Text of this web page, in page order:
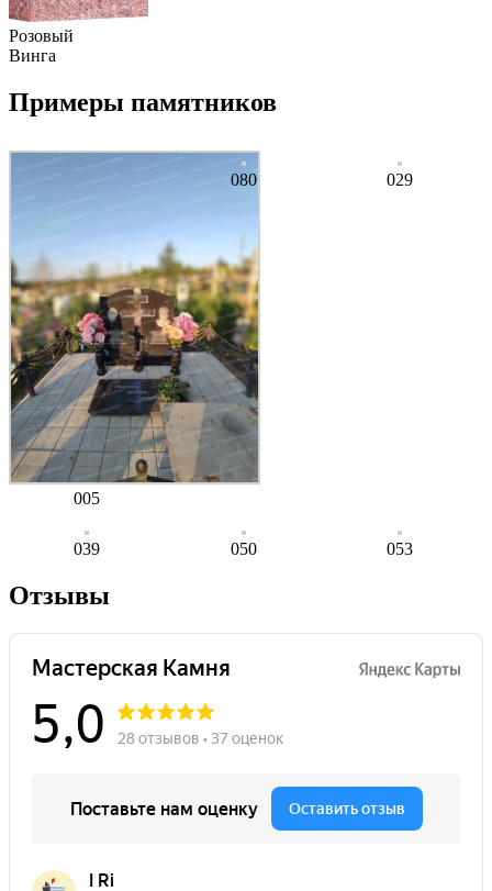
Розовый
Винга
Примеры памятников
005
080 029
039 050 053
Отзывы